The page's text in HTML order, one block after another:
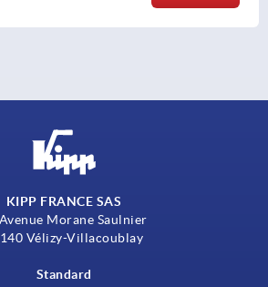
KIPP FRANCE SAS
Morane Saulnier
Vélizy-Villacoublay
Standard